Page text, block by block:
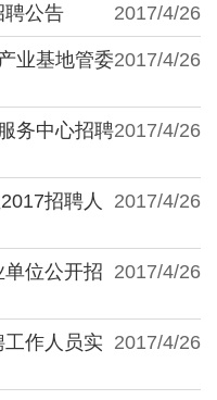
2017/4/26
聘公告
2017/4/26
业基地管委
2017/4/26
务中心招聘
2017/4/26
招聘人
2017/4/26
位公开招
2017/4/26
作人员实